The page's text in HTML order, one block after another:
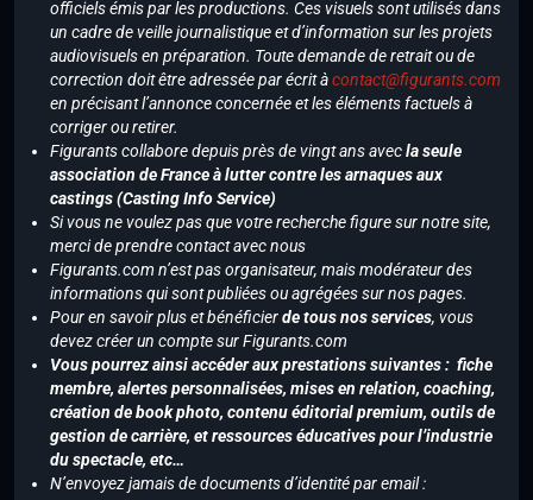
officiels émis par les productions. Ces visuels sont utilisés dans
un cadre de veille journalistique et d’information sur les projets
audiovisuels en préparation. Toute demande de retrait ou de
correction doit être adressée par écrit àcontact@figurants.com
en précisant l’annonce concernée et les éléments factuels à
corriger ou retirer.
Figurants collabore depuis près de vingt ans avecla seule
association de France à lutter contre les arnaques aux
castings (Casting Info Service)
Si vous ne voulez pas que votre recherche figure sur notre site,
merci de prendre contact avec nous
Figurants.com n’est pas organisateur, mais modérateur des
informations qui sont publiées ou agrégées sur nos pages.
Pour en savoir plus et bénéficierde tous nos services, vous
devez créer un compte sur Figurants.com
Vous pourrez ainsi accéder aux prestations suivantes : fiche
membre, alertes personnalisées, mises en relation, coaching,
création de book photo, contenu éditorial premium, outils de
gestion de carrière, et ressources éducatives pour l’industrie
du spectacle, etc…
N’envoyez jamais de documents d’identité par email :